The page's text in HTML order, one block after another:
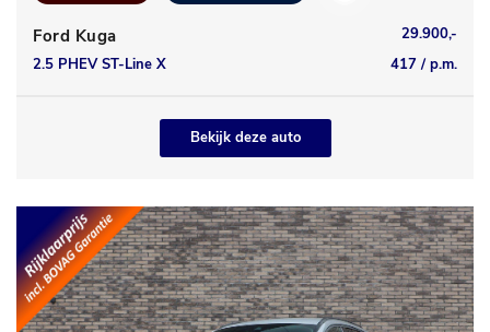
Ford Kuga
29.900,-
2.5 PHEV ST-Line X
417 / p.m.
Bekijk deze auto